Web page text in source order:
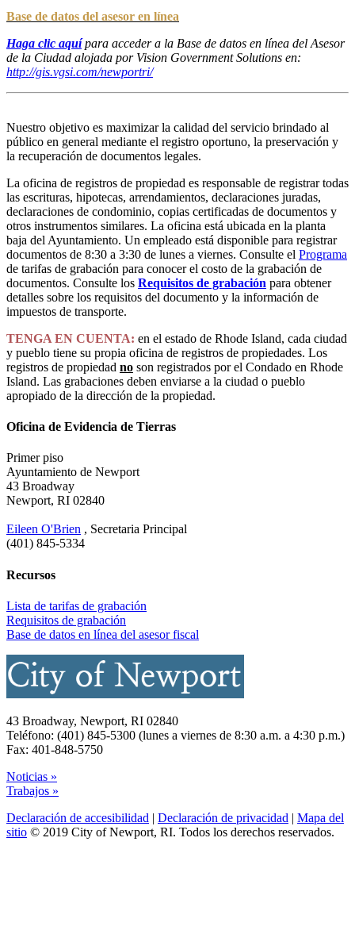
Base de datos del asesor en línea
Haga clic aquípara acceder a la Base de datos en línea del Asesor
de la Ciudad alojada por Vision Government Solutions en:
http://gis.vgsi.com/newportri/
Nuestro objetivo es maximizar la calidad del servicio brindado al
público en general mediante el registro oportuno, la preservación y
la recuperación de documentos legales.
La oficina de registros de propiedad es responsable de registrar todas
las escrituras, hipotecas, arrendamientos, declaraciones juradas,
declaraciones de condominio, copias certificadas de documentos y
otros instrumentos similares. La oficina está ubicada en la planta
baja del Ayuntamiento. Un empleado está disponible para registrar
documentos de 8:30 a 3:30 de lunes a viernes. Consulte el Programa
de tarifas de grabación para conocer el costo de la grabación de
documentos. Consulte los Requisitos de grabación para obtener
detalles sobre los requisitos del documento y la información de
impuestos de transporte.
TENGA EN CUENTA: en el estado de Rhode Island, cada ciudad
y pueblo tiene su propia oficina de registros de propiedades. Los
registros de propiedad no son registrados por el Condado en Rhode
Island. Las grabaciones deben enviarse a la ciudad o pueblo
apropiado de la dirección de la propiedad.
Oficina de Evidencia de Tierras
Primer piso
Ayuntamiento de Newport
43 Broadway
Newport, RI 02840
Eileen O'Brien , Secretaria Principal
(401) 845-5334
Recursos
Lista de tarifas de grabación
Requisitos de grabación
Base de datos en línea del asesor fiscal
43 Broadway, Newport, RI 02840
Teléfono: (401) 845-5300 (lunes a viernes de 8:30 a.m. a 4:30 p.m.)
Fax: 401-848-5750
Noticias »
Trabajos »
Declaración de accesibilidad | Declaración de privacidad | Mapa del
sitio © 2019 City of Newport, RI. Todos los derechos reservados.